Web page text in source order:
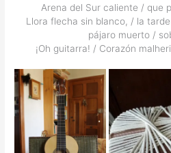
Arena del Sur caliente / que
Llora flecha sin blanco, / la
pájaro muerto /
¡Oh guitarra! / Corazón